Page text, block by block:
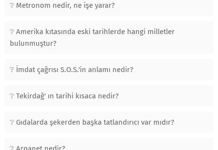
Metronom nedir, ne işe yarar?
Amerika kıtasında eski tarihlerde hangi milletler
bulunmuştur?
İmdat çağrısı S.O.S.'in anlamı nedir?
Tekirdağ' ın tarihi kısaca nedir?
Gıdalarda şekerden başka tatlandırıcı var mıdır?